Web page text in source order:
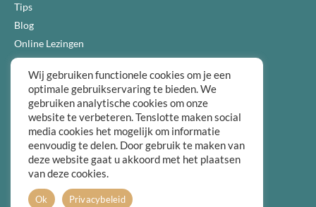
Tips
Blog
Online Lezingen
Diensten
Over ons
Informatie
Algemene voorwaarden
Privacybeleid
Over ons
Contact
Wij gebruiken functionele cookies om je een
optimale gebruikservaring te bieden. We
gebruiken analytische cookies om onze
website te verbeteren. Tenslotte maken social
media cookies het mogelijk om informatie
eenvoudig te delen. Door gebruik te maken van
deze website gaat u akkoord met het plaatsen
van deze cookies.
Ok Privacybeleid